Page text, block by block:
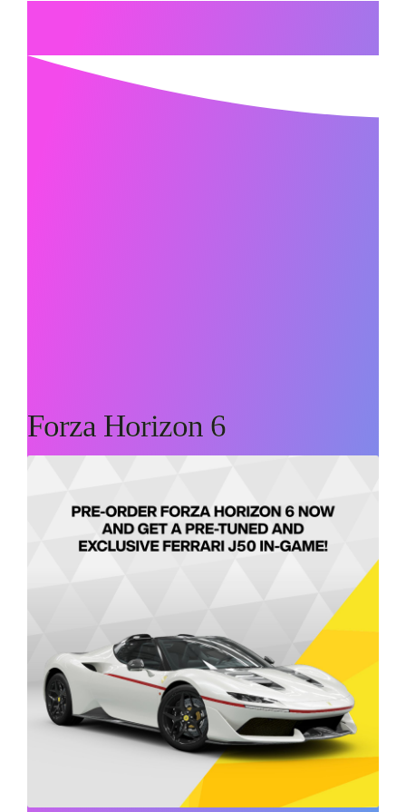
Forza Horizon 6